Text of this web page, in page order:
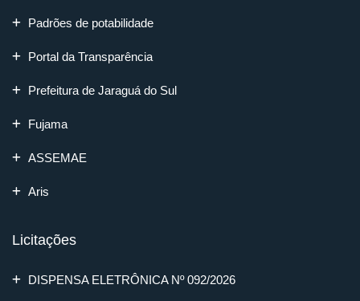
Padrões de potabilidade
Portal da Transparência
Prefeitura de Jaraguá do Sul
Fujama
ASSEMAE
Aris
Licitações
DISPENSA ELETRÔNICA Nº 092/2026